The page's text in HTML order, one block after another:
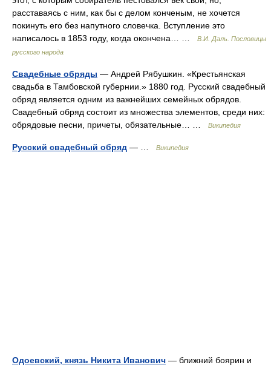
расставаясь с ним, как бы с делом конченым, не хочется
покинуть его без напутного словечка. Вступление это
написалось в 1853 году, когда окончена… …
В.И. Даль. Пословицы
русского народа
Свадебные обряды — Андрей Рябушкин. «Крестьянская
свадьба в Тамбовской губернии.» 1880 год. Русский свадебный
обряд является одним из важнейших семейных обрядов.
Свадебный обряд состоит из множества элементов, среди них:
обрядовые песни, причеты, обязательные… …
Википедия
Русский свадебный обряд — … Википедия
Одоевский, князь Никита Иванович — ближний боярин и